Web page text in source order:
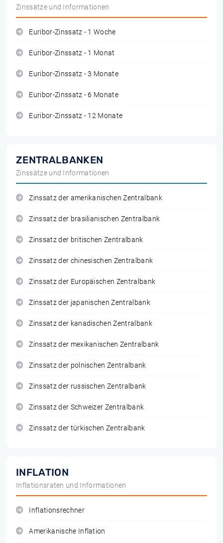
Zinssätze und Informationen
Euribor-Zinssatz - 1 Woche
Euribor-Zinssatz - 1 Monat
Euribor-Zinssatz - 3 Monate
Euribor-Zinssatz - 6 Monate
Euribor-Zinssatz - 12 Monate
ZENTRALBANKEN
Zinssätze und Informationen
Zinssatz der amerikanischen Zentralbank
Zinssatz der brasilianischen Zentralbank
Zinssatz der britischen Zentralbank
Zinssatz der chinesischen Zentralbank
Zinssatz der Europäischen Zentralbank
Zinssatz der japanischen Zentralbank
Zinssatz der kanadischen Zentralbank
Zinssatz der mexikanischen Zentralbank
Zinssatz der polnischen Zentralbank
Zinssatz der russischen Zentralbank
Zinssatz der Schweizer Zentralbank
Zinssatz der türkischen Zentralbank
INFLATION
Inflationsraten und Informationen
Inflationsrechner
Amerikanische Inflation